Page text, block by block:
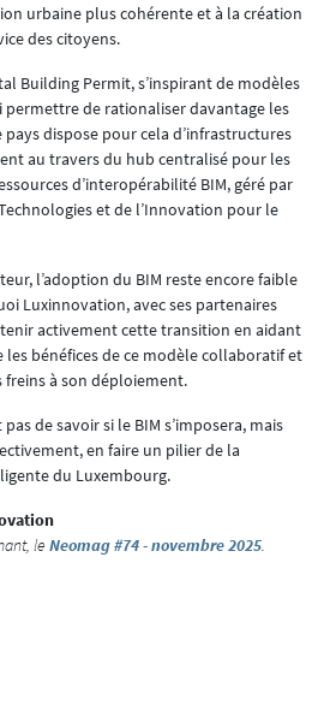
urbaine plus cohérente et à la création
des citoyens.
Building Permit, s’inspirant de modèles
de rationaliser davantage les
dispose pour cela d’infrastructures
au travers du hub centralisé pour les
d’interopérabilité BIM, géré par
et de l’Innovation pour le
l’adoption du BIM reste encore faible
Luxinnovation, avec ses partenaires
activement cette transition en aidant
bénéfices de ce modèle collaboratif et
à son déploiement.
de savoir si le BIM s’imposera, mais
en faire un pilier de la
du Luxembourg.
le Neomag #74 - novembre 2025.